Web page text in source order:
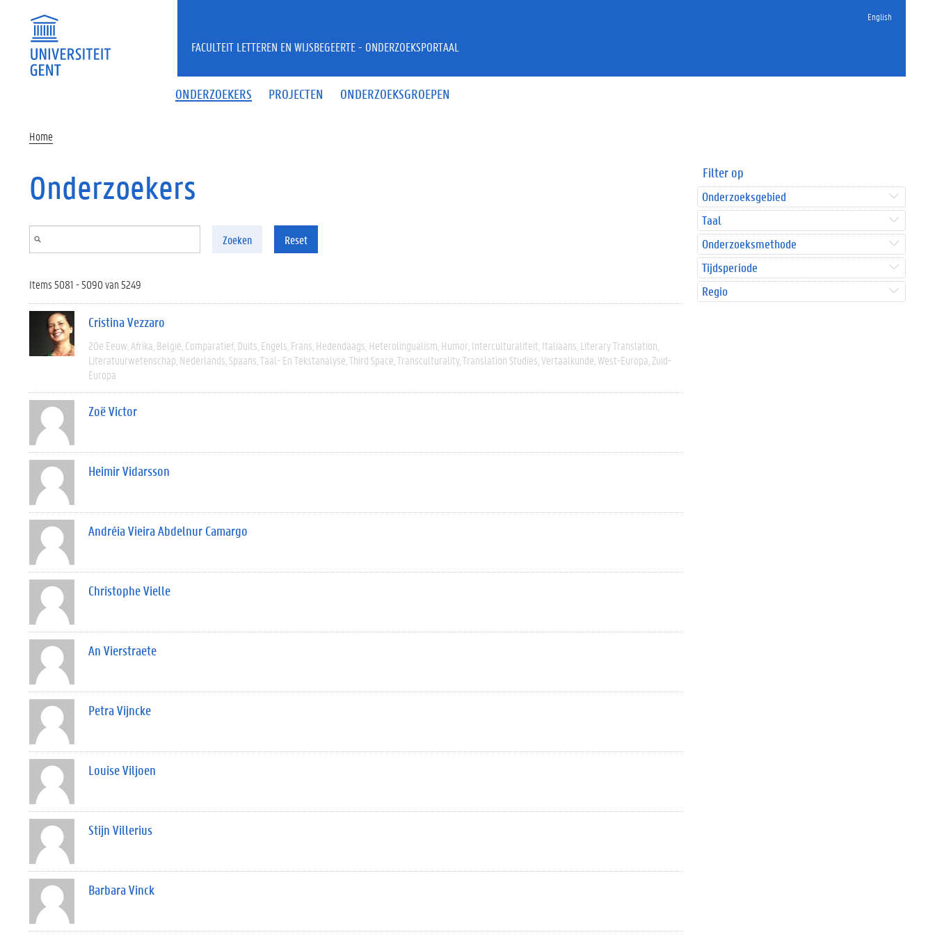
English
ONDERZOEKERS PROJECTEN ONDERZOEKSGROEPEN
FACULTEIT LETTEREN EN WIJSBEGEERTE - ONDERZOEKSPORTAAL
Home
Onderzoekers
Zoeken Reset
Items 5081 - 5090 van 5249
Cristina Vezzaro
20e Eeuw Afrika België Comparatief Duits Engels Frans Hedendaags Heterolingualism Humor Interculturaliteit Italiaans Literary Translation
Literatuurwetenschap Nederlands Spaans Taal- En Tekstanalyse Third Space Transculturality Translation Studies Vertaalkunde West-Europa Zuid-
Europa
Zoë Victor
Heimir Vidarsson
Andréia Vieira Abdelnur Camargo
Christophe Vielle
An Vierstraete
Petra Vijncke
Louise Viljoen
Stijn Villerius
Barbara Vinck
Filter op
Onderzoeksgebied
Taal
Onderzoeksmethode
Tijdsperiode
Regio